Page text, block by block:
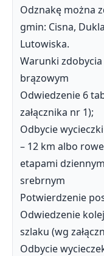
Odznakę można
gmin: Cisna,
Lutowiska.
Warunki
brązowym
Odwiedzenie 6
załącznika nr 1);
Odbycie
– 12 km albo
etapami
srebrnym
Potwierdzenie
Odwiedzenie
szlaku (wg
Odbycie